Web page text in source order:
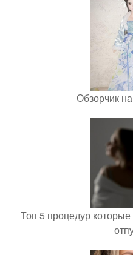
Обзорчик
Топ 5 процедур